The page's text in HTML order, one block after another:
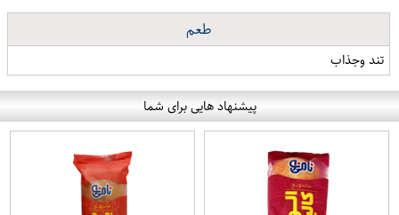
طعم
تند وجذاب
پیشنهاد هایی برای شما